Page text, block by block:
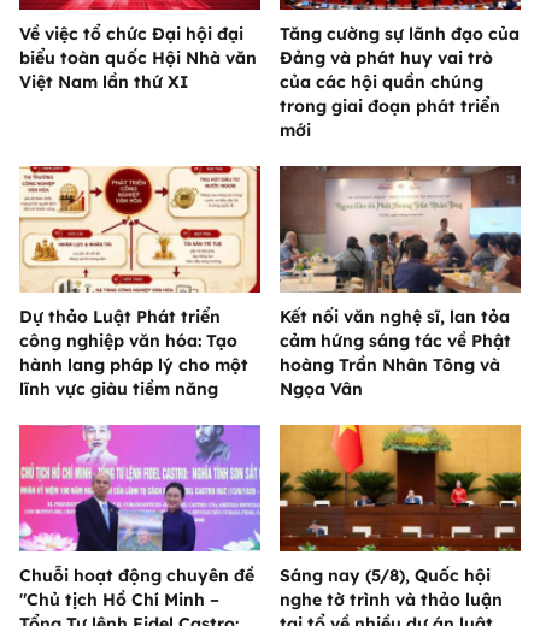
Về việc tổ chức Đại hội đại
biểu toàn quốc Hội Nhà văn
Việt Nam lần thứ XI
Tăng cường sự lãnh đạo của
Đảng và phát huy vai trò
của các hội quần chúng
trong giai đoạn phát triển
mới
Dự thảo Luật Phát triển
công nghiệp văn hóa: Tạo
hành lang pháp lý cho một
lĩnh vực giàu tiềm năng
Kết nối văn nghệ sĩ, lan tỏa
cảm hứng sáng tác về Phật
hoàng Trần Nhân Tông và
Ngọa Vân
Chuỗi hoạt động chuyên đề
"Chủ tịch Hồ Chí Minh –
Sáng nay (5/8), Quốc hội
nghe tờ trình và thảo luận